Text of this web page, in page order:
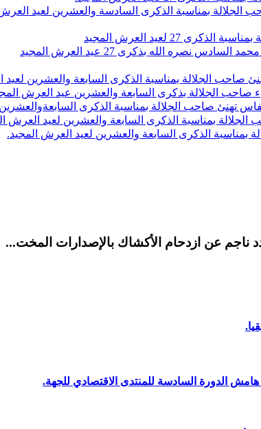
الجلالة بمناسبة الذكرى السادسة والعشرين لعيد
لعيد العرش المجيد
الله بذكرى 27 عيد العرش المجيد
صاحب الجلالة بمناسبة الذكرى السابعة والعشرين لعيد
صاحب الجلالة بذكرى السابعة والعشرين عيد العرش
تهنئ صاحب الجلالة بمناسبة الذكرى
بمناسبة الذكرى السابعة والعشرين لعيد العرش
الذكرى السابعة والعشرين لعيد العرش المجيد.
ناجم عن ازدحام الأكشاك بالإصدارات المخت...
الدورة السادسة للمنتدى الاقتصادي للجهة.